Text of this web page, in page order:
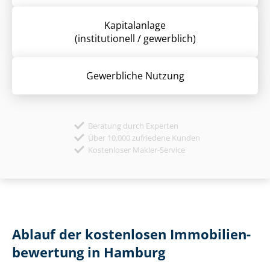
Kapitalanlage
(institutionell / gewerblich)
Gewerbliche Nutzung
Beratung durch Experten
Über 10.000 zufriedene Kunden
Kostenloser Makler-Service
Ablauf der kostenlosen Im­mo­bi­li­en­
be­wer­tung in Hamburg